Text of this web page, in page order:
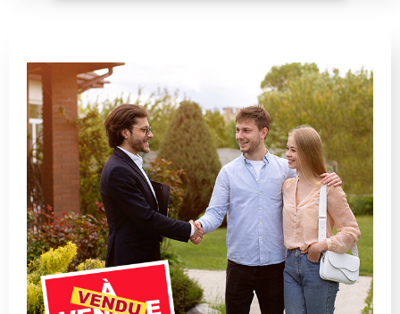
Acheter
Trouvez votre futur bien immobilier avec La Toile
Immobilière
Cliquer ici